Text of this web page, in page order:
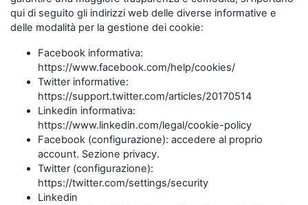
qui di seguito gli indirizzi web delle diverse informative e
delle modalità per la gestione dei cookie:
Facebook informativa:
https://www.facebook.com/help/cookies/
Twitter informative:
https://support.twitter.com/articles/20170514
Linkedin informativa:
https://www.linkedin.com/legal/cookie-policy
Facebook (configurazione): accedere al proprio
account. Sezione privacy.
Twitter (configurazione):
https://twitter.com/settings/security
Linkedin